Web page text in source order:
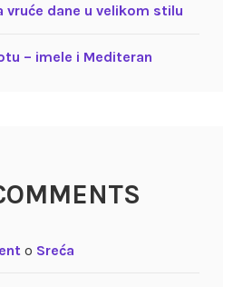
vruće dane u velikom stilu
– imele i Mediteran
o Sreća